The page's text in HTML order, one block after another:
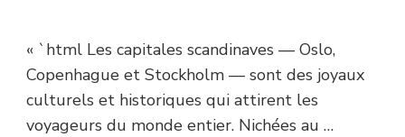
« `html Les capitales scandinaves — Oslo,
Copenhague et Stockholm — sont des joyaux
culturels et historiques qui attirent les
voyageurs du monde entier. Nichées au …